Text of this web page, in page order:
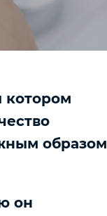
котором
образом
он